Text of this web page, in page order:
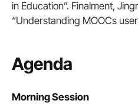
in Education”. Finalment,
“Understanding MOOCs
Agenda
Morning Session